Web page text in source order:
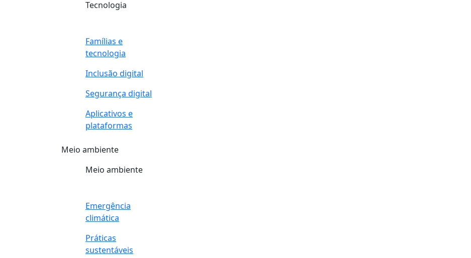
Tecnologia
Famílias e
tecnologia
Inclusão digital
Segurança digital
Aplicativos e
plataformas
Meio ambiente
Meio ambiente
Emergência
climática
Práticas
sustentáveis